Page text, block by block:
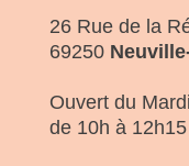
26 Rue de la
69250
Ouvert du
de 10h à